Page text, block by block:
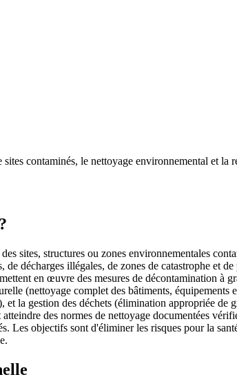
contaminés, le nettoyage environnemental et la
sites, structures ou zones environnementales
décharges illégales, de zones de catastrophe et
en œuvre des mesures de décontamination à
(nettoyage complet des bâtiments,
la gestion des déchets (élimination appropriée
des normes de nettoyage documentées
Les objectifs sont d'éliminer les risques pour la